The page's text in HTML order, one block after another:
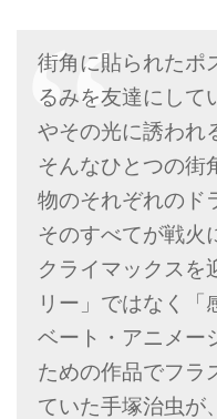
街角に貼られたポ
るみを友達にして
やその光に誘われ
そんなひとつの街
物のそれぞれのド
そのすべてが戦火
クライマックスを
リー」ではなく「
ベート・アニメー
ための作品でフラ
ていた手塚治虫が